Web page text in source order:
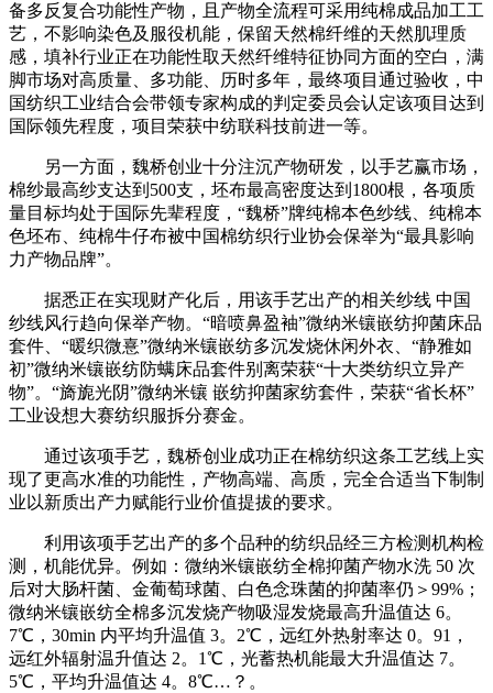
备多反复合功能性产物，且产物全流程可采用纯棉成品加工工
艺，不影响染色及服役机能，保留天然棉纤维的天然肌理质
感，填补行业正在功能性取天然纤维特征协同方面的空白，满
脚市场对高质量、多功能、历时多年，最终项目通过验收，中
国纺织工业结合会带领专家构成的判定委员会认定该项目达到
国际领先程度，项目荣获中纺联科技前进一等。
另一方面，魏桥创业十分注沉产物研发，以手艺赢市场，
棉纱最高纱支达到500支，坯布最高密度达到1800根，各项质
量目标均处于国际先辈程度，“魏桥”牌纯棉本色纱线、纯棉本
色坯布、纯棉牛仔布被中国棉纺织行业协会保举为“最具影响
力产物品牌”。
据悉正在实现财产化后，用该手艺出产的相关纱线 中国
纱线风行趋向保举产物。“暗喷鼻盈袖”微纳米镶嵌纺抑菌床品
套件、“暖织微憙”微纳米镶嵌纺多沉发烧休闲外衣、“静雅如
初”微纳米镶嵌纺防螨床品套件别离荣获“十大类纺织立异产
物”。“旖旎光阴”微纳米镶 嵌纺抑菌家纺套件，荣获“省长杯”
工业设想大赛纺织服拆分赛金。
通过该项手艺，魏桥创业成功正在棉纺织这条工艺线上实
现了更高水准的功能性，产物高端、高质，完全合适当下制制
业以新质出产力赋能行业价值提拔的要求。
利用该项手艺出产的多个品种的纺织品经三方检测机构检
测，机能优异。例如：微纳米镶嵌纺全棉抑菌产物水洗 50 次
后对大肠杆菌、金葡萄球菌、白色念珠菌的抑菌率仍＞99%；
微纳米镶嵌纺全棉多沉发烧产物吸湿发烧最高升温值达 6。
7℃，30min 内平均升温值 3。2℃，远红外热射率达 0。91，
远红外辐射温升值达 2。1℃，光蓄热机能最大升温值达 7。
5℃，平均升温值达 4。8℃…？。